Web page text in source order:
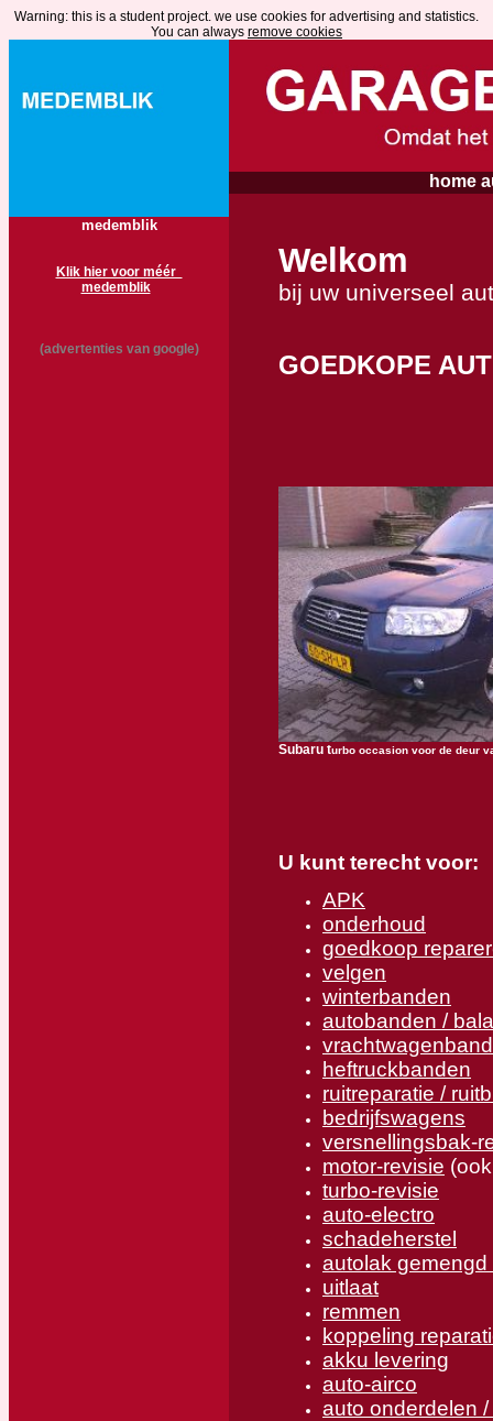
Warning: this is a student project. we use cookies for advertising and statistics.
You can always remove cookies
medemblik
Klik hier voor méér
medemblik
(advertenties van google)
home
Welkom
bij uw universeel
GOEDKOPE
Subaru turbo occasion voor de deur
U kunt terecht voor:
APK
onderhoud
goedkoop
velgen
winterbanden
autobanden /
heftruckbanden
ruitreparatie /
bedrijfswagens
versnellingsbak-
motor-revisie
turbo-revisie
auto-electro
schadeherstel
autolak gemengd
uitlaat
remmen
koppeling
akku levering
auto-airco
auto onderdelen